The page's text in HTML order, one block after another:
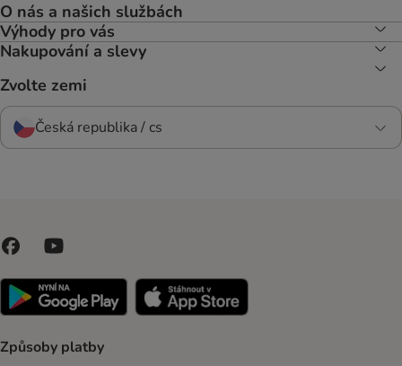
O nás a našich službách
Výhody pro vás
Nakupování a slevy
Zvolte zemi
Česká republika / cs
Způsoby platby